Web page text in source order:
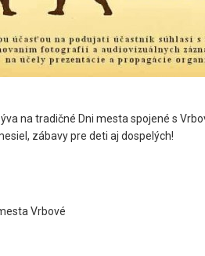
na tradičné Dni mesta spojené s
zábavy pre deti aj dospelých!
Vrbové